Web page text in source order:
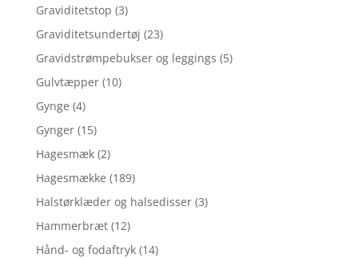
Graviditetstop (3)
Graviditetsundertøj (23)
Gravidstrømpebukser og leggings (5)
Gulvtæpper (10)
Gynge (4)
Gynger (15)
Hagesmæk (2)
Hagesmække (189)
Halstørklæder og halsedisser (3)
Hammerbræt (12)
Hånd- og fodaftryk (14)